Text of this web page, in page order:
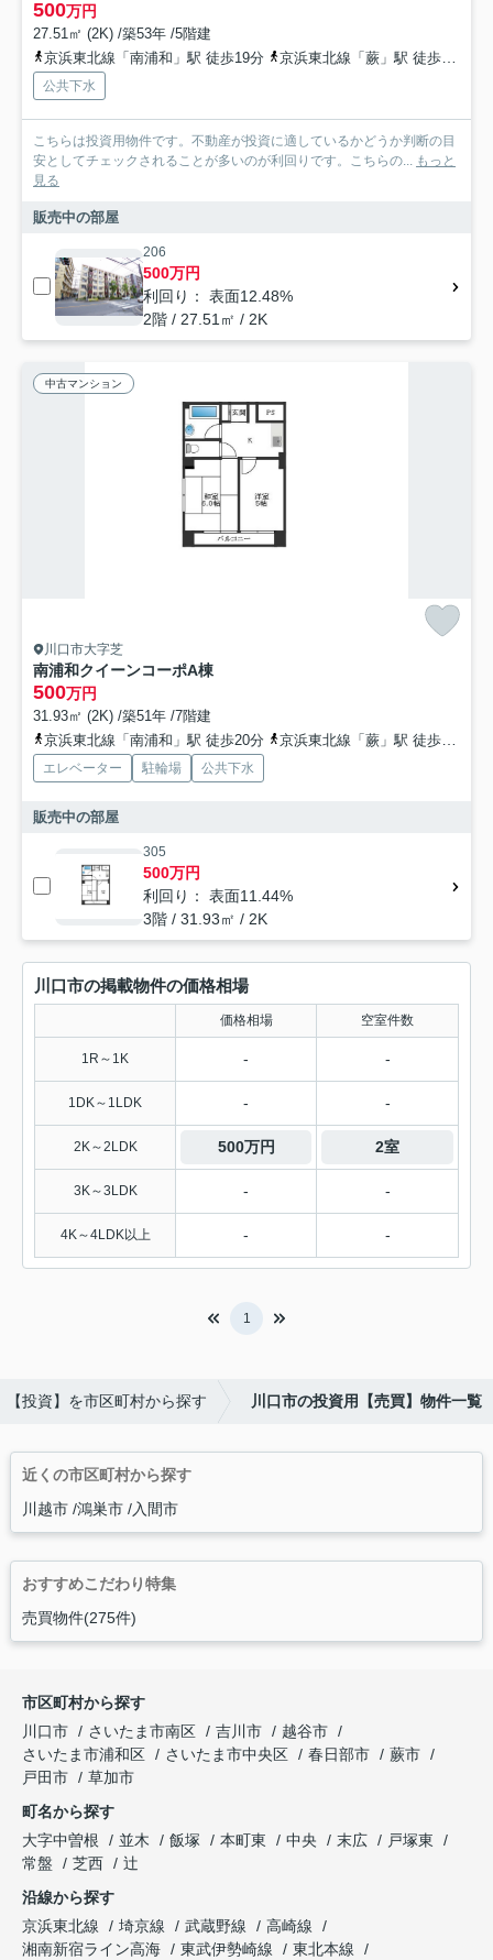
500万円
27.51㎡ (2K) /築53年 /5階建
京浜東北線「南浦和」駅 徒歩19分
京浜東北線「蕨」駅 徒歩30分
公共下水
こちらは投資用物件です。不動産が投資に適しているかどうか判断の目
安としてチェックされることが多いのが利回りです。こちらの... もっと
見る
販売中の部屋
206
500万円
利回り： 表面12.48%
2階 / 27.51㎡ / 2K
中古マンション
川口市大字芝
南浦和クイーンコーポA棟
500万円
31.93㎡ (2K) /築51年 /7階建
京浜東北線「南浦和」駅 徒歩20分
京浜東北線「蕨」駅 徒歩31分
エレベーター 駐輪場 公共下水
販売中の部屋
305
500万円
利回り： 表面11.44%
3階 / 31.93㎡ / 2K
川口市の掲載物件の価格相場
価格相場 空室件数
1R～1K - -
1DK～1LDK - -
2K～2LDK 500万円 2室
3K～3LDK - -
4K～4LDK以上 - -
1
【投資】を市区町村から探す 川口市の投資用【売買】物件一覧
近くの市区町村から探す
川越市 鴻巣市 入間市
おすすめこだわり特集
売買物件(275件)
市区町村から探す
川口市
さいたま市南区 吉川市
越谷市
さいたま市浦和区
さいたま市中央区 春日部市
蕨市
戸田市
草加市
町名から探す
大字中曽根
並木 飯塚 本町東 中央 末広
戸塚東
常盤
芝西
辻
沿線から探す
京浜東北線
埼京線 武蔵野線
高崎線
湘南新宿ライン高海
東武伊勢崎線
東北本線